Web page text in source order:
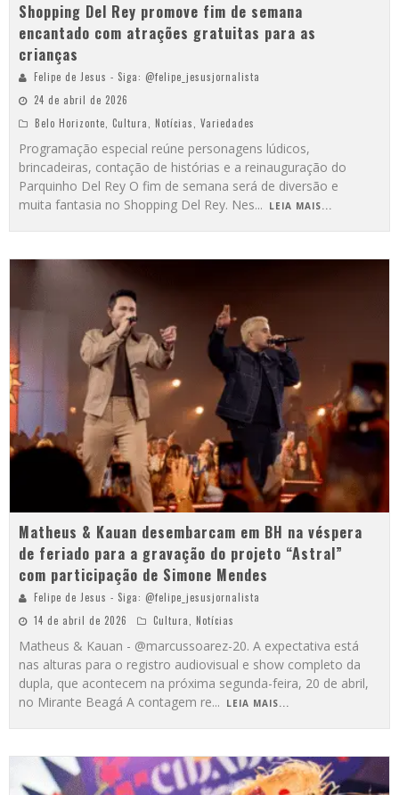
Shopping Del Rey promove fim de semana
encantado com atrações gratuitas para as
crianças
Felipe de Jesus - Siga: @felipe_jesusjornalista
24 de abril de 2026
Belo Horizonte Cultura Notícias Variedades
Programação especial reúne personagens lúdicos,
brincadeiras, contação de histórias e a reinauguração do
Parquinho Del Rey O fim de semana será de diversão e
muita fantasia no Shopping Del Rey. Nes... LEIA MAIS...
Matheus & Kauan desembarcam em BH na véspera
de feriado para a gravação do projeto “Astral”
com participação de Simone Mendes
Felipe de Jesus - Siga: @felipe_jesusjornalista
14 de abril de 2026
Cultura Notícias
Matheus & Kauan - @marcussoarez-20. A expectativa está
nas alturas para o registro audiovisual e show completo da
dupla, que acontecem na próxima segunda-feira, 20 de abril,
no Mirante Beagá A contagem re... LEIA MAIS...